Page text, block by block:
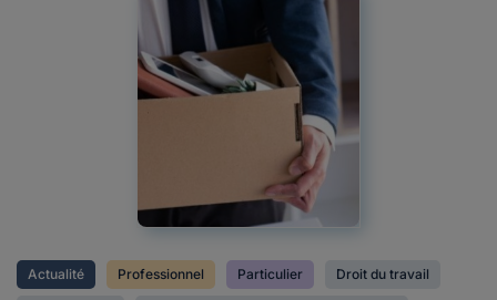
Actualité Professionnel Particulier Droit du travail